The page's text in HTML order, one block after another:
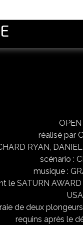
réalisé par
RYAN,
scénario :
musique :
le SATURN
de deux
requins après le